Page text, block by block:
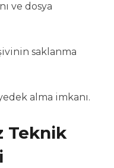
ve dosya
saklanma
alma imkanı.
Teknik